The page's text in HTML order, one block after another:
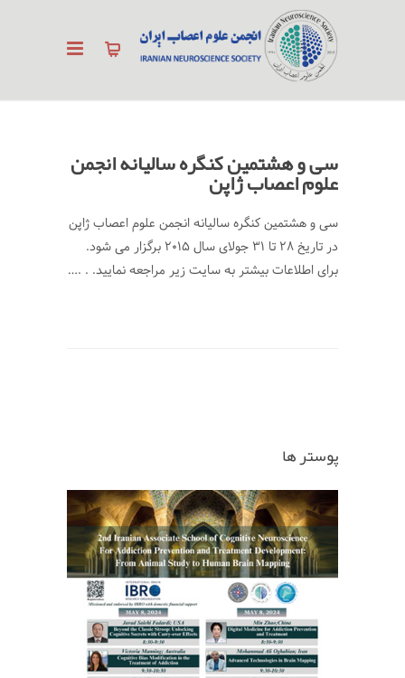
سی و هشتمین کنگره سالیانه انجمن
علوم اعصاب ژاپن
سی و هشتمین کنگره سالیانه انجمن علوم اعصاب ژاپن
در تاریخ 28 تا 31 جولای سال 2015 برگزار می شود.
برای اطلاعات بیشتر به سایت زیر مراجعه نمایید. . .…
پوستر ها